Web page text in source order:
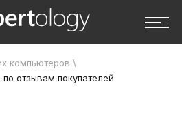
компьютеров \
отзывам покупателей